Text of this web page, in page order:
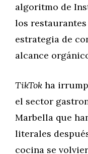
algoritmo de
los
estrategia de
alcance
TikTok ha
el sector
Marbella que
literales
cocina se